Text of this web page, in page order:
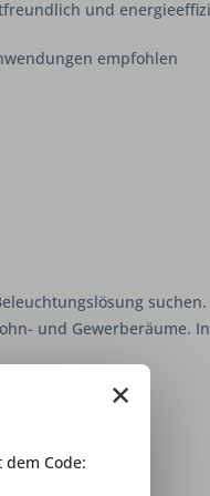
und
empfohlen
und Gewerberäume.
×
Code: